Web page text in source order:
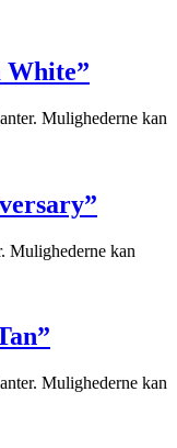
White”
Mulighederne kan
Mulighederne kan
Mulighederne kan